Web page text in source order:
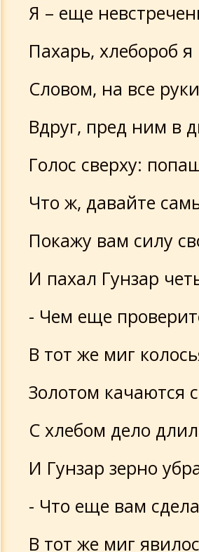
Я – еще
Пахарь, хлебороб я
Словом, на все
Вдруг, пред ним в
Голос сверху:
Что ж, давайте
Покажу вам силу
И пахал Гунзар
- Чем еще
В тот же миг
Золотом качаются
С хлебом дело
И Гунзар зерно
- Что еще вам
В тот же миг